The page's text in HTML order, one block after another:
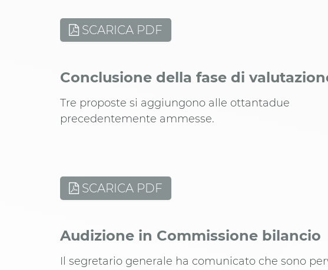
SCARICA PDF
Conclusione della fase di
Tre proposte si aggiungono alle ottantadue
precedentemente ammesse.
SCARICA PDF
Audizione in Commissione bilancio
Il segretario generale ha comunicato che sono